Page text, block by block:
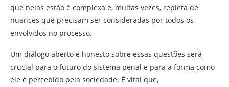
que nelas estão é complexa e, muitas vezes, repleta de
nuances que precisam ser consideradas por todos os
envolvidos no processo.
Um diálogo aberto e honesto sobre essas questões será
crucial para o futuro do sistema penal e para a forma como
ele é percebido pela sociedade. É vital que,